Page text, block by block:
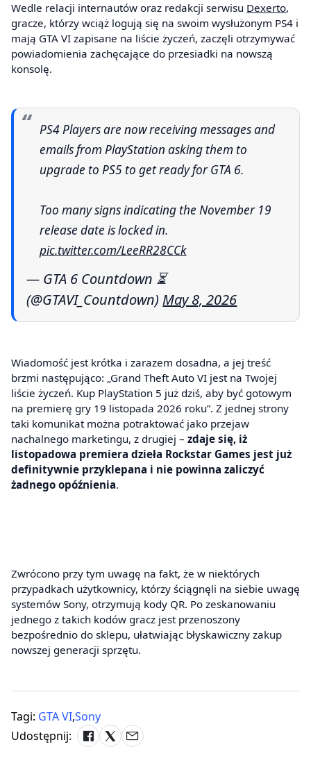
Wedle relacji internautów oraz redakcji serwisu Dexerto,
gracze, którzy wciąż logują się na swoim wysłużonym PS4 i
mają GTA VI zapisane na liście życzeń, zaczęli otrzymywać
powiadomienia zachęcające do przesiadki na nowszą
konsolę.
PS4 Players are now receiving messages and
emails from PlayStation asking them to
upgrade to PS5 to get ready for GTA 6.
Too many signs indicating the November 19
release date is locked in.
pic.twitter.com/LeeRR28CCk
— GTA 6 Countdown ⏳
(@GTAVI_Countdown) May 8, 2026
Wiadomość jest krótka i zarazem dosadna, a jej treść
brzmi następująco: „Grand Theft Auto VI jest na Twojej
liście życzeń. Kup PlayStation 5 już dziś, aby być gotowym
na premierę gry 19 listopada 2026 roku”. Z jednej strony
taki komunikat można potraktować jako przejaw
nachalnego marketingu, z drugiej – zdaje się, iż
listopadowa premiera dzieła Rockstar Games jest już
definitywnie przyklepana i nie powinna zaliczyć
żadnego opóźnienia.
Zwrócono przy tym uwagę na fakt, że w niektórych
przypadkach użytkownicy, którzy ściągnęli na siebie uwagę
systemów Sony, otrzymują kody QR. Po zeskanowaniu
jednego z takich kodów gracz jest przenoszony
bezpośrednio do sklepu, ułatwiając błyskawiczny zakup
nowszej generacji sprzętu.
Tagi: GTA VI,Sony
Udostępnij: